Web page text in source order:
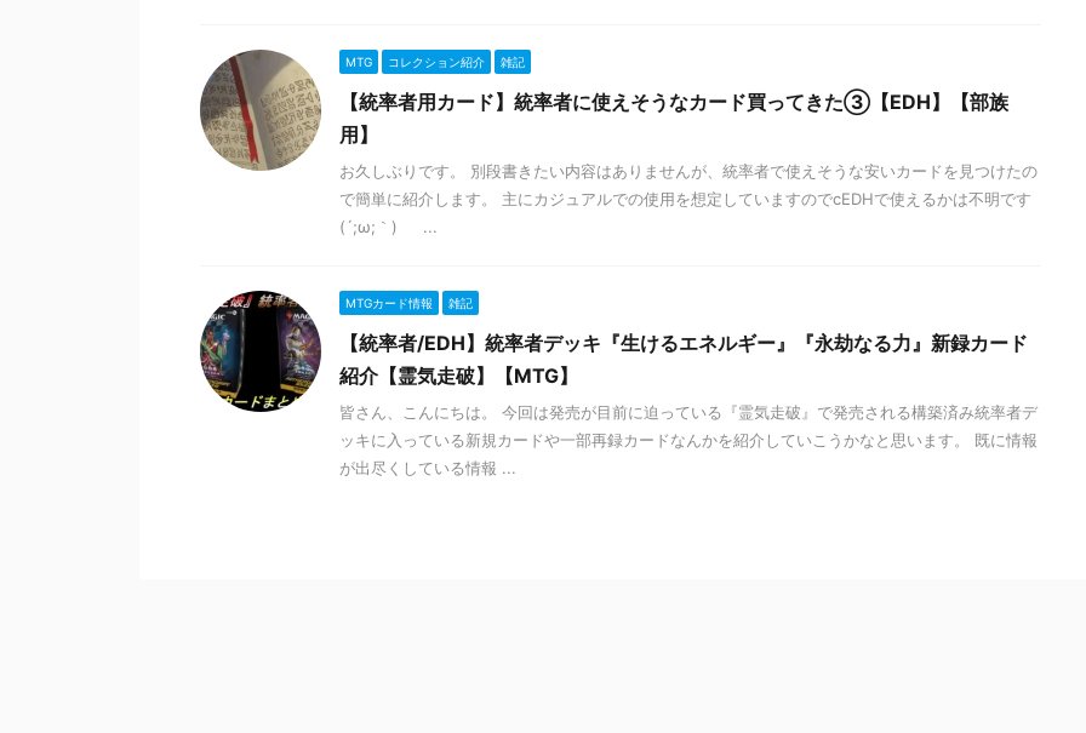
MTG コレクション紹介 雑記
【統率者用カード】統率者に使えそうなカード買ってきた③【EDH】【部族
用】
お久しぶりです。 別段書きたい内容はありませんが、統率者で使えそうな安いカードを見つけたの
で簡単に紹介します。 主にカジュアルでの使用を想定していますのでcEDHで使えるかは不明です
(´;ω;｀) ...
MTGカード情報 雑記
【統率者/EDH】統率者デッキ『生けるエネルギー』『永劫なる力』新録カード
紹介【霊気走破】【MTG】
皆さん、こんにちは。 今回は発売が目前に迫っている『霊気走破』で発売される構築済み統率者デ
ッキに入っている新規カードや一部再録カードなんかを紹介していこうかなと思います。 既に情報
が出尽くしている情報 ...